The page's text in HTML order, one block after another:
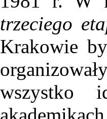
trzeciego
Krakowie
wszystko